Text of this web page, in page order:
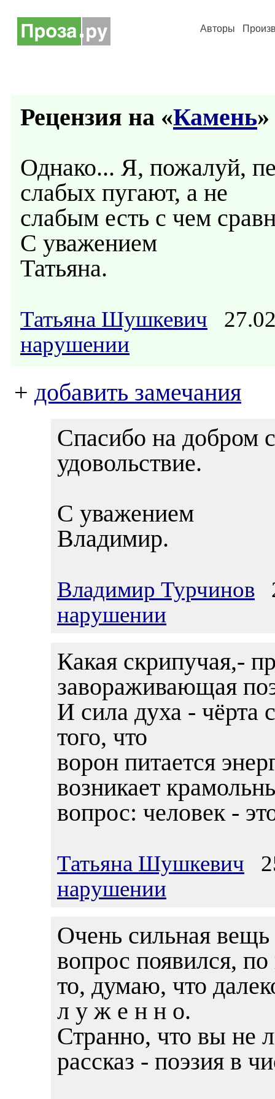
Авторы
Рецензия на «Камень
Однако... Я, пожалуй,
слабых пугают, а не
слабым есть с чем
С уважением
Татьяна.
Татьяна Шушкевич
нарушении
+ добавить замечания
Спасибо на добром
удовольствие.
С уважением
Владимир.
Владимир Турчинов
нарушении
Какая скрипучая,-
завораживающая
И сила духа - чёрта
того, что
ворон питается
возникает
вопрос: человек -
Татьяна Шушкевич
нарушении
Очень сильная
вопрос появился,
то, думаю, что
л у ж е н н о.
Странно, что вы не
рассказ - поэзия в